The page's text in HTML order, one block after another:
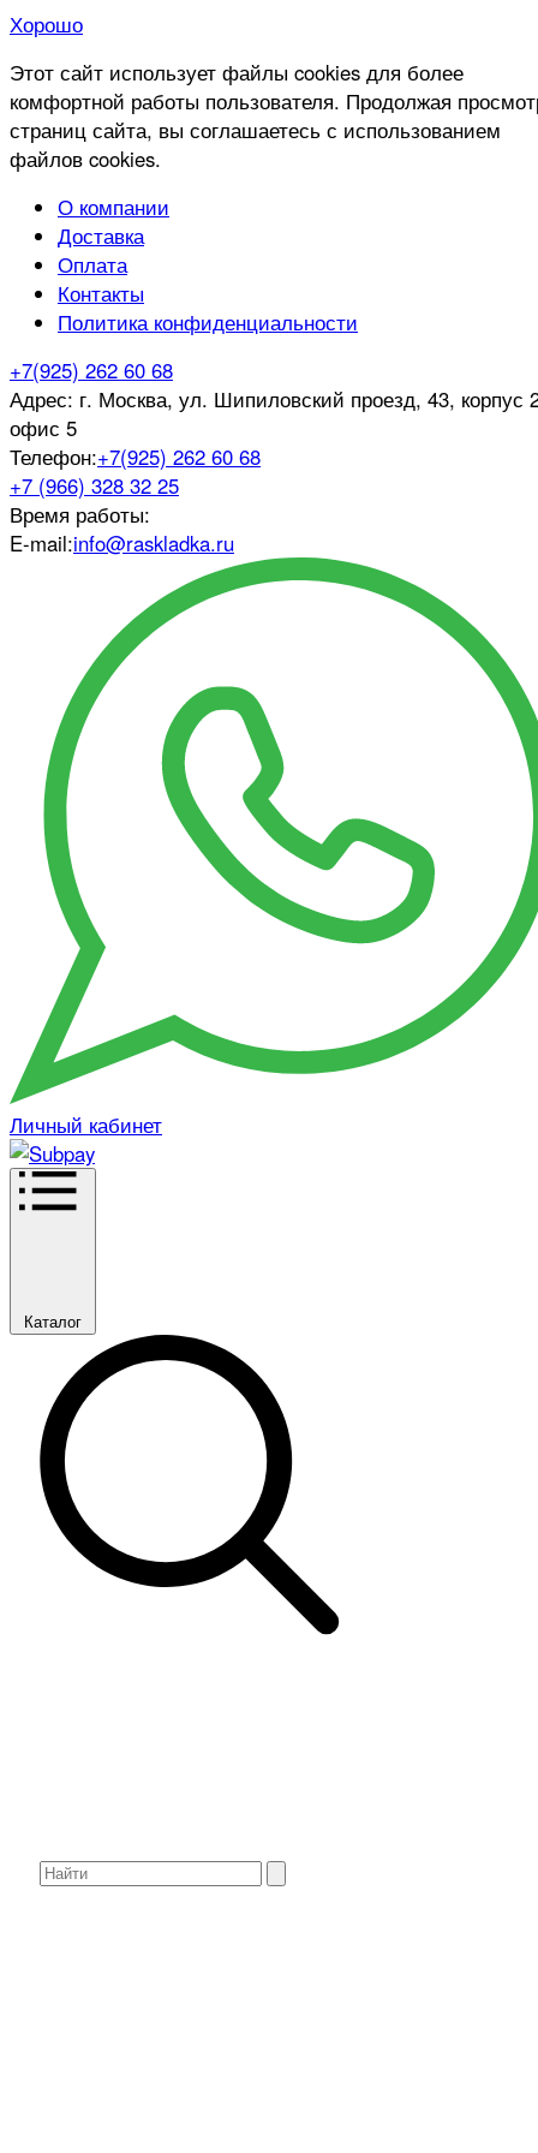
Хорошо
Этот сайт использует файлы cookies для более
комфортной работы пользователя. Продолжая
страниц сайта, вы соглашаетесь с использованием
файлов cookies.
О компании
Доставка
Оплата
Контакты
Политика конфиденциальности
+7(925) 262 60 68
Адрес: г. Москва, ул. Шипиловский проезд, 43, корпус
офис 5
Телефон:+7(925) 262 60 68
+7 (966) 328 32 25
Время работы:
E-mail:info@raskladka.ru
Личный кабинет
Каталог